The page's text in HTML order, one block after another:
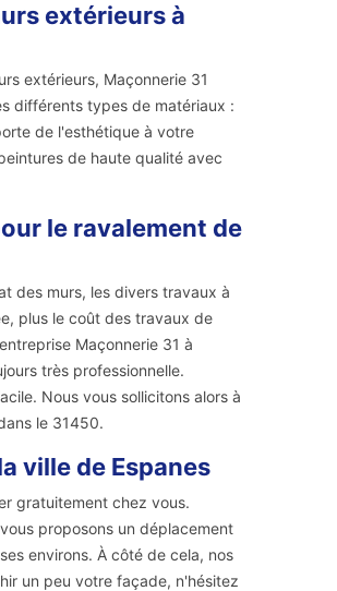
extérieurs à
extérieurs, Maçonnerie 31
différents types de matériaux :
de l'esthétique à votre
de haute qualité avec
le ravalement de
des murs, les divers travaux à
plus le coût des travaux de
Maçonnerie 31 à
très professionnelle.
Nous vous sollicitons alors à
le 31450.
ville de Espanes
gratuitement chez vous.
proposons un déplacement
environs. À côté de cela, nos
un peu votre façade, n'hésitez